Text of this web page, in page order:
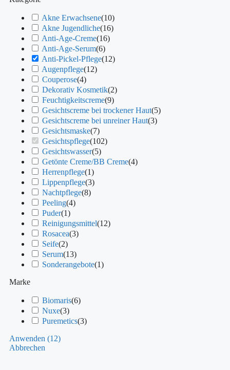
Akne Erwachsene(10)
Akne Jugendliche(16)
Anti-Age-Creme(16)
Anti-Age-Serum(6)
Anti-Pickel-Pflege(12)
Augenpflege(12)
Couperose(4)
Dekorativ Kosmetik(2)
Feuchtigkeitscreme(9)
Gesichtscreme bei trockener Haut(5)
Gesichtscreme bei unreiner Haut(3)
Gesichtsmaske(7)
Gesichtspflege(102)
Gesichtswasser(5)
Getönte Creme/BB Creme(4)
Herrenpflege(1)
Lippenpflege(3)
Nachtpflege(8)
Peeling(4)
Puder(1)
Reinigungsmittel(12)
Rosacea(3)
Seife(2)
Serum(13)
Sonderangebote(1)
Marke
Biomaris(6)
Nuxe(3)
Puremetics(3)
Anwenden (12)
Abbrechen